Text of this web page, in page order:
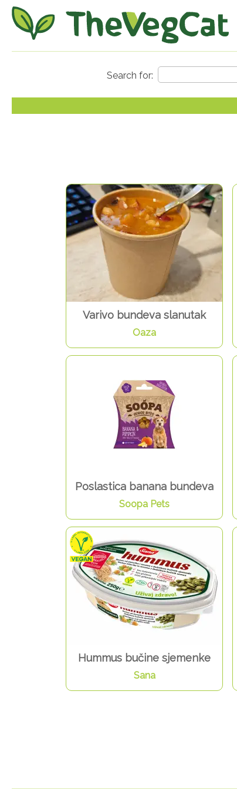
Varivo bundeva slanutak
Oaza
Poslastica banana bundeva
Soopa Pets
Hummus bučine sjemenke
Sana